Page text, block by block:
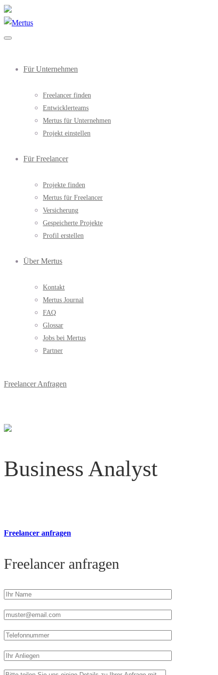
Für Unternehmen
Freelancer finden
Entwicklerteams
Mertus für Unternehmen
Projekt einstellen
Für Freelancer
Projekte finden
Mertus für Freelancer
Versicherung
Gespeicherte Projekte
Profil erstellen
Über Mertus
Kontakt
Mertus Journal
FAQ
Glossar
Jobs bei Mertus
Partner
Freelancer Anfragen
Business Analyst
Freelancer anfragen
Freelancer anfragen